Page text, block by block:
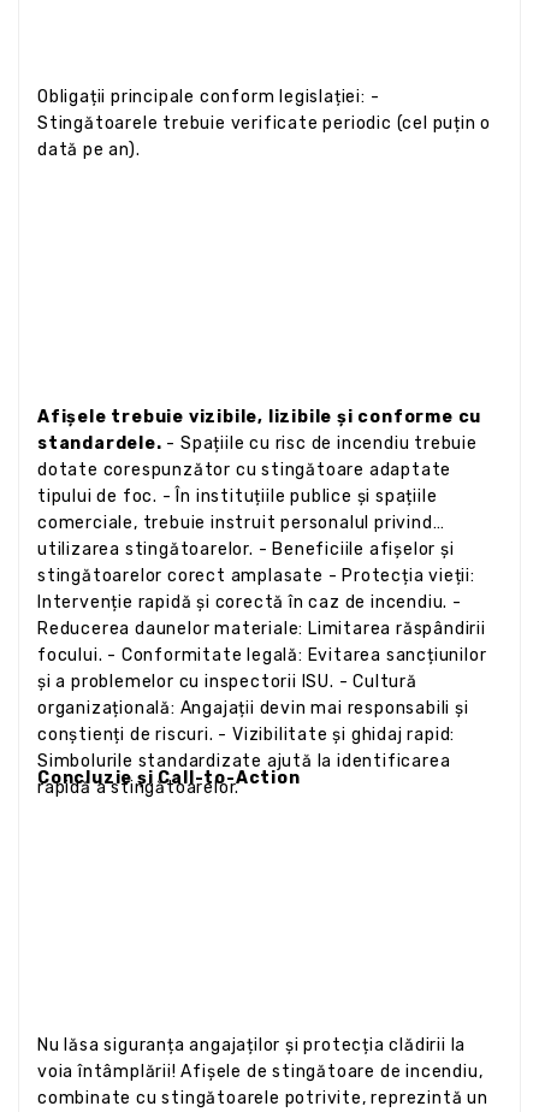
Obligații principale conform legislației: -
Stingătoarele trebuie verificate periodic (cel puțin o
dată pe an).
Afișele trebuie vizibile, lizibile și conforme cu
standardele. - Spațiile cu risc de incendiu trebuie
dotate corespunzător cu stingătoare adaptate
tipului de foc. - În instituțiile publice și spațiile
comerciale, trebuie instruit personalul privind
utilizarea stingătoarelor. - Beneficiile afișelor și
stingătoarelor corect amplasate - Protecția vieții:
Intervenție rapidă și corectă în caz de incendiu. -
Reducerea daunelor materiale: Limitarea răspândirii
focului. - Conformitate legală: Evitarea sancțiunilor
și a problemelor cu inspectorii ISU. - Cultură
organizațională: Angajații devin mai responsabili și
conștienți de riscuri. - Vizibilitate și ghidaj rapid:
Simbolurile standardizate ajută la identificarea
rapidă a stingătoarelor.
Concluzie și Call-to-Action
Nu lăsa siguranța angajaților și protecția clădirii la
voia întâmplării! Afișele de stingătoare de incendiu,
combinate cu stingătoarele potrivite, reprezintă un